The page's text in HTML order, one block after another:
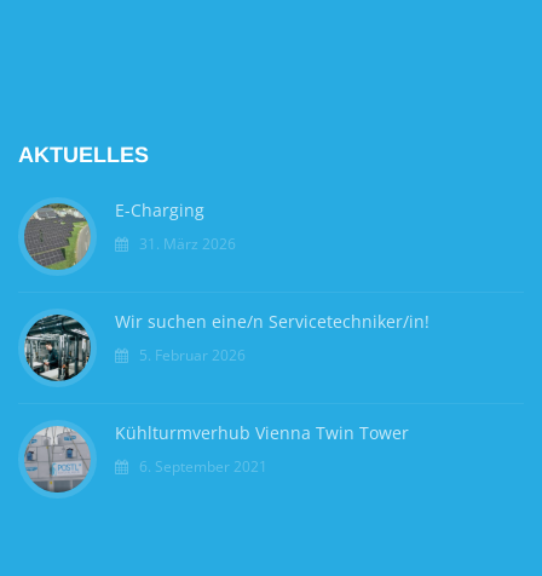
AKTUELLES
E-Charging
31. März 2026
Wir suchen eine/n Servicetechniker/in!
5. Februar 2026
Kühlturmverhub Vienna Twin Tower
6. September 2021